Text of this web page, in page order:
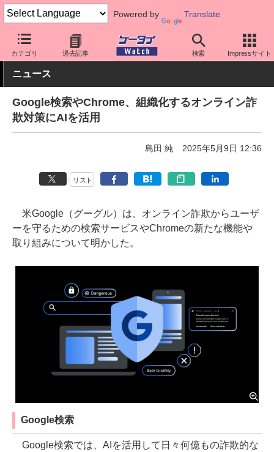
Powered by Translate
カテゴリ 過去記事 検索 Impressサイト
ケータイ Watch 最新技術/その他 AI
ニュース
Google検索やChrome、組織化するオンライン詐
欺対策にAIを活用
島田 純 2025年5月9日 12:36
リスト
米Google（グーグル）は、オンライン詐欺からユーザ
ーを守るための検索サービスやChromeの新たな機能や
取り組みについて明かした。
Google検索
Google検索では、AIを活用して日々何億もの詐欺的な